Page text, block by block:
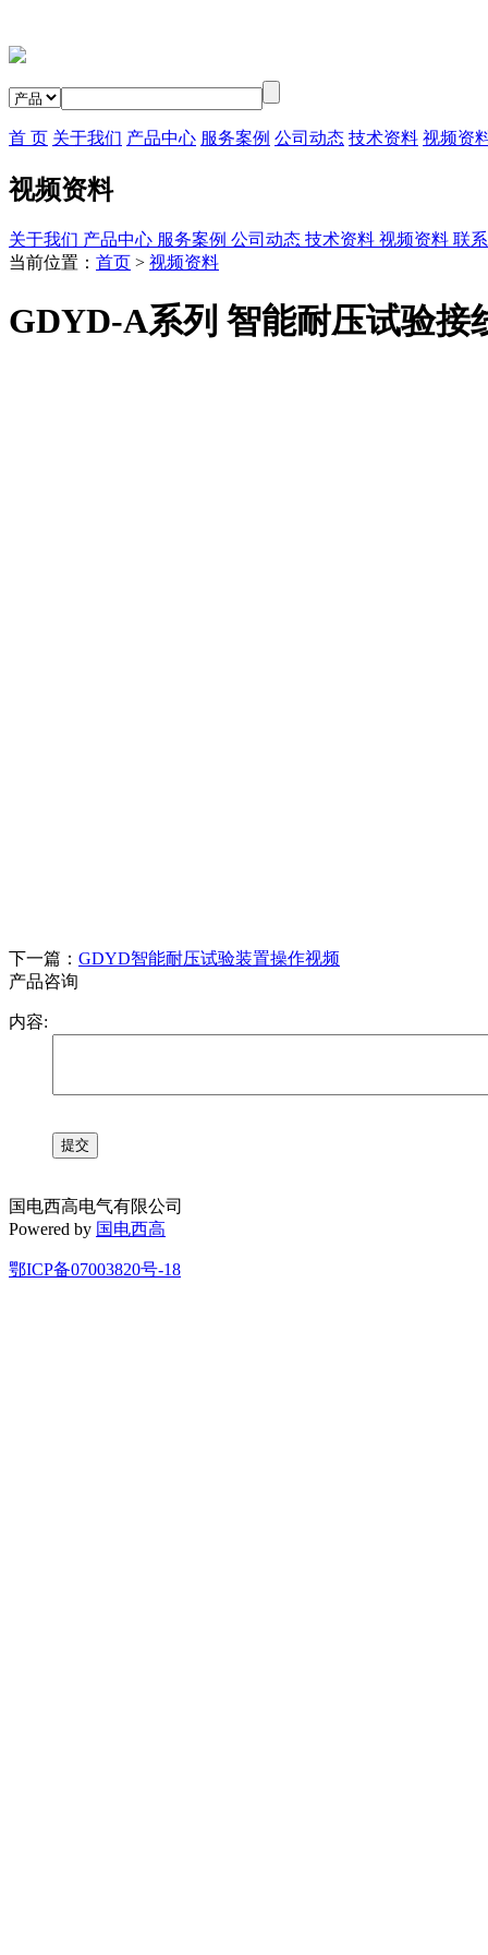
首 页 关于我们 产品中心 服务案例 公司动态 技术资料 视频资
视频资料
关于我们 产品中心 服务案例 公司动态 技术资料 视频资料 联
当前位置： 首页 > 视频资料
GDYD-A系列 智能耐压试验
下一篇： GDYD智能耐压试验装置操作视频
产品咨询
内容:
国电西高电气有限公司
Powered by 国电西高
鄂ICP备07003820号-18